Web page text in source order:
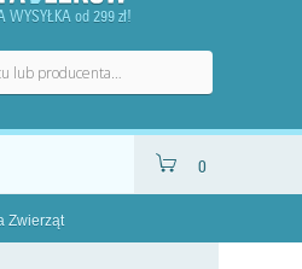
WYSYŁKA od 299 zł!
0
Zwierząt